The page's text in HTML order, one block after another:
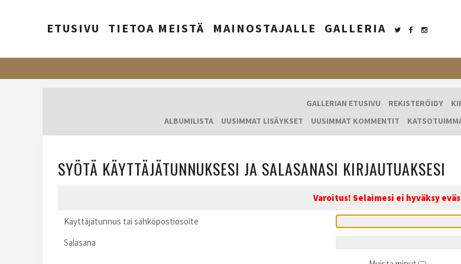
ETUSIVU TIETOA MEISTÄ MAINOSTAJALLE GALLERIA
GALLERIAN ETUSIVU REKISTERÖIDY
ALBUMILISTA
UUSIMMAT LISÄYKSET UUSIMMAT KOMMENTIT
SYÖTÄ KÄYTTÄJÄTUNNUKSESI JA SALASANASI KIRJAUTUAKSESI
Varoitus! Selaimesi ei hyväksy
Käyttäjätunnus tai sähköpostiosoite
Salasana